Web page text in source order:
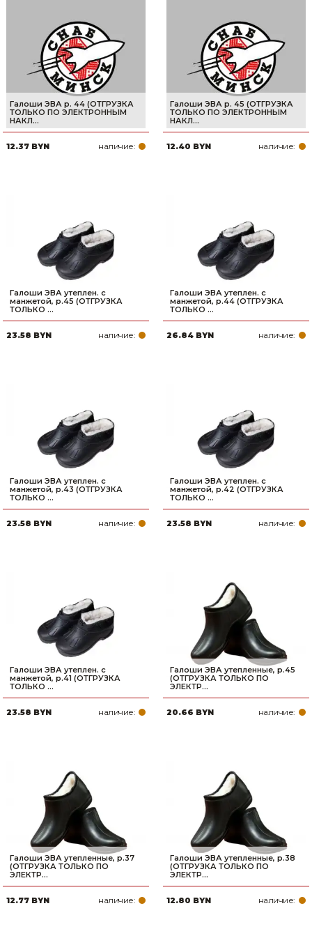
Галоши ЭВА р. 44 (ОТГРУЗКА
ТОЛЬКО ПО ЭЛЕКТРОННЫМ
НАКЛ...
12.37 BYN наличие:
Галоши ЭВА р. 45 (ОТГРУЗКА
ТОЛЬКО ПО ЭЛЕКТРОННЫМ
НАКЛ...
12.40 BYN наличие:
Галоши ЭВА утеплен. с
манжетой, р.45 (ОТГРУЗКА
ТОЛЬКО ...
23.58 BYN наличие:
Галоши ЭВА утеплен. с
манжетой, р.44 (ОТГРУЗКА
ТОЛЬКО ...
26.84 BYN наличие:
Галоши ЭВА утеплен. с
манжетой, р.43 (ОТГРУЗКА
ТОЛЬКО ...
23.58 BYN наличие:
Галоши ЭВА утеплен. с
манжетой, р.42 (ОТГРУЗКА
ТОЛЬКО ...
23.58 BYN наличие:
Галоши ЭВА утеплен. с
манжетой, р.41 (ОТГРУЗКА
ТОЛЬКО ...
23.58 BYN наличие:
Галоши ЭВА утепленные, р.45
(ОТГРУЗКА ТОЛЬКО ПО
ЭЛЕКТР...
20.66 BYN наличие:
Галоши ЭВА утепленные, р.37
(ОТГРУЗКА ТОЛЬКО ПО
ЭЛЕКТР...
12.77 BYN наличие:
Галоши ЭВА утепленные, р.38
(ОТГРУЗКА ТОЛЬКО ПО
ЭЛЕКТР...
12.80 BYN наличие: